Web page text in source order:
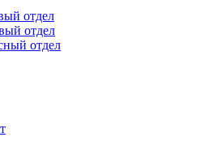
отдел
отдел
отдел